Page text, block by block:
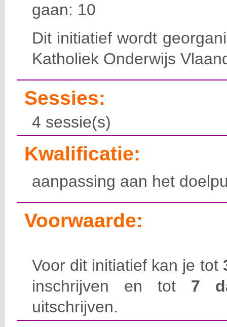
gaan: 10
Dit initiatief wordt
Katholiek Onderwijs
Sessies:
4 sessie(s)
Kwalificatie:
aanpassing aan het
Voorwaarde:
Voor dit initiatief kan je tot
inschrijven en tot 7
uitschrijven.